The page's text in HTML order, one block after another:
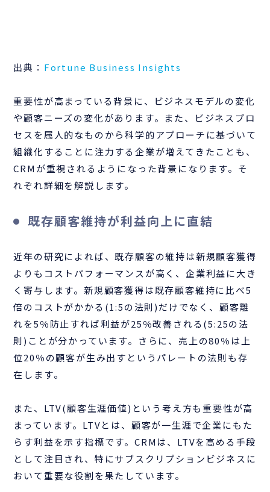
出典： Fortune Business Insights
重要性が高まっている背景に、ビジネスモデルの変化
や顧客ニーズの変化があります。また、ビジネスプロ
セスを属人的なものから科学的アプローチに基づいて
組織化することに注力する企業が増えてきたことも、
CRMが重視されるようになった背景になります。そ
れぞれ詳細を解説します。
既存顧客維持が利益向上に直結
近年の研究によれば、既存顧客の維持は新規顧客獲得
よりもコストパフォーマンスが高く、企業利益に大き
く寄与します。新規顧客獲得は既存顧客維持に比べ5
倍のコストがかかる(1:5の法則)だけでなく、顧客離
れを5％防止すれば利益が25％改善される(5:25の法
則)ことが分かっています。さらに、売上の80％は上
位20％の顧客が生み出すというパレートの法則も存
在します。
また、LTV(顧客生涯価値)という考え方も重要性が高
まっています。LTVとは、顧客が一生涯で企業にもた
らす利益を示す指標です。CRMは、LTVを高める手段
として注目され、特にサブスクリプションビジネスに
おいて重要な役割を果たしています。